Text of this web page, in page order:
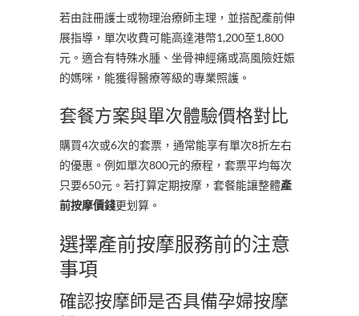
若由註冊護士或物理治療師主理，並搭配產前伸
展指導，單次收費可能高達港幣1,200至1,800
元。適合有特殊水腫、坐骨神經痛或高風險妊娠
的媽咪，能獲得醫療等級的專業照護。
套餐方案與單次體驗價格對比
購買4次或6次的套票，通常能享有單次8折左右
的優惠。例如單次800元的療程，套票平均每次
只要650元。若打算定期按摩，套餐能讓整體產
前按摩價錢更划算。
選擇產前按摩服務前的注意
事項
確認按摩師是否具備孕婦按摩